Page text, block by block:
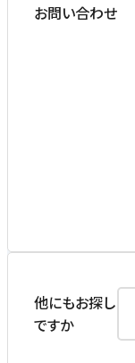
お問い合わせ
他にもお探し
ですか